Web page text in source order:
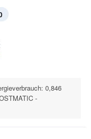
0,846
-